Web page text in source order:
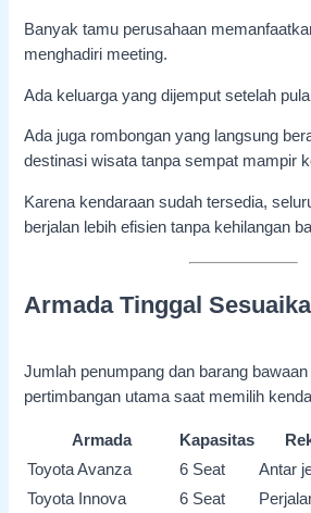
Banyak tamu perusahaan
menghadiri meeting.
Ada keluarga yang dijemput setelah
Ada juga rombongan yang langsung
destinasi wisata tanpa sempat mampir
Karena kendaraan sudah tersedia,
berjalan lebih efisien tanpa kehilangan
Armada Tinggal
Jumlah penumpang dan barang
pertimbangan utama saat memilih
Armada Kapasitas
Toyota Avanza
6 Seat
Antar
Toyota Innova
6 Seat